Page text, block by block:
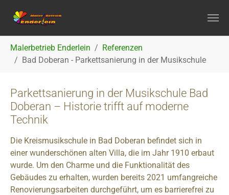
Malerbetrieb Enderlein
Referenzen
Bad Doberan - Parkettsanierung in der Musikschule
Parkettsanierung in der Musikschule Bad
Doberan – Historie trifft auf moderne
Technik
Die Kreismusikschule in Bad Doberan befindet sich in
einer wunderschönen alten Villa, die im Jahr 1910 erbaut
wurde. Um den Charme und die Funktionalität des
Gebäudes zu erhalten, wurden bereits 2021 umfangreiche
Renovierungsarbeiten durchgeführt, um es barrierefrei zu